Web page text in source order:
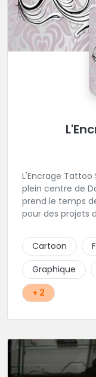
L'Encrage
plein centre de
prend le temps
pour des projets
Traits fins,
Cartoon
Graphique
+ 2